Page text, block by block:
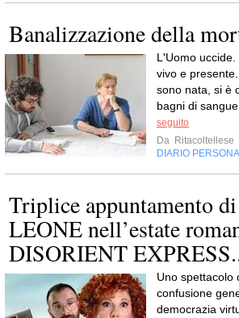
Banalizzazione della
L'Uomo
vivo e
sono nata, si è
bagni di
seguito
Da Ritacoltellese
DIARIO
Triplice appuntamento
LEONE nell’estate
DISORIENT
Uno spettacolo
confusione
democrazia